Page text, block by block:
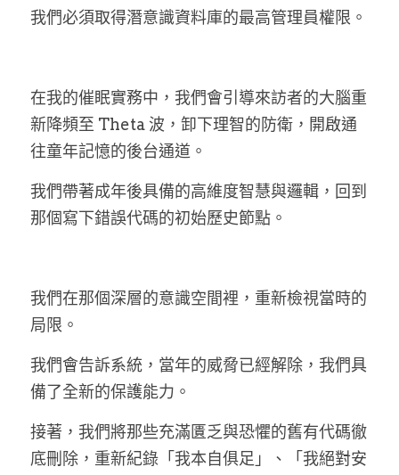
我們必須取得潛意識資料庫的最高管理員權限。
在我的催眠實務中，我們會引導來訪者的大腦重
新降頻至 Theta 波，卸下理智的防衛，開啟通
往童年記憶的後台通道。
我們帶著成年後具備的高維度智慧與邏輯，回到
那個寫下錯誤代碼的初始歷史節點。
我們在那個深層的意識空間裡，重新檢視當時的
局限。
我們會告訴系統，當年的威脅已經解除，我們具
備了全新的保護能力。
接著，我們將那些充滿匱乏與恐懼的舊有代碼徹
底刪除，重新紀錄「我本自俱足」、「我絕對安